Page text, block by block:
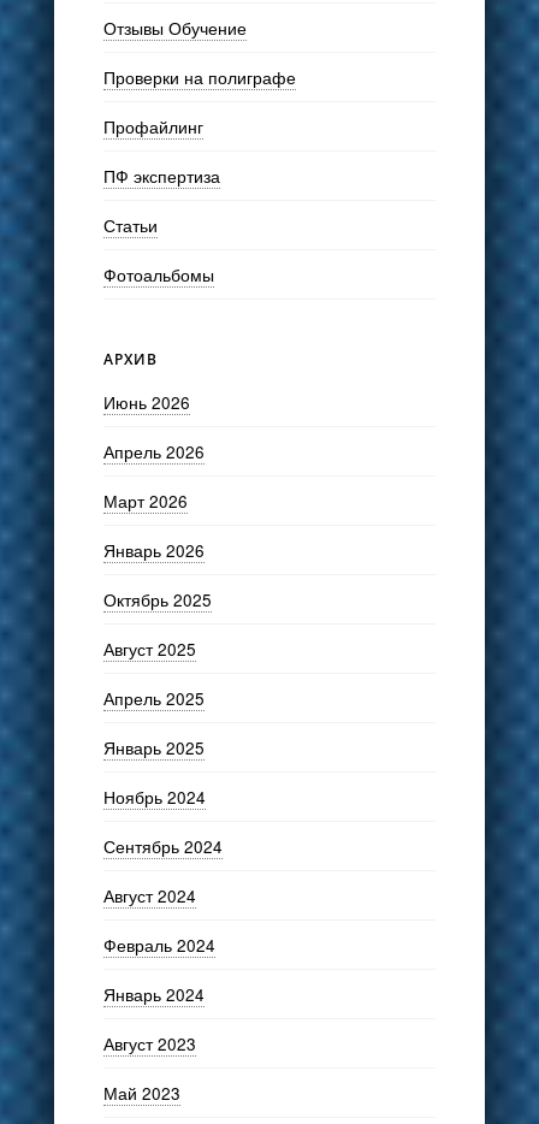
Отзывы Обучение
Проверки на полиграфе
Профайлинг
ПФ экспертиза
Статьи
Фотоальбомы
АРХИВ
Июнь 2026
Апрель 2026
Март 2026
Январь 2026
Октябрь 2025
Август 2025
Апрель 2025
Январь 2025
Ноябрь 2024
Сентябрь 2024
Август 2024
Февраль 2024
Январь 2024
Август 2023
Май 2023